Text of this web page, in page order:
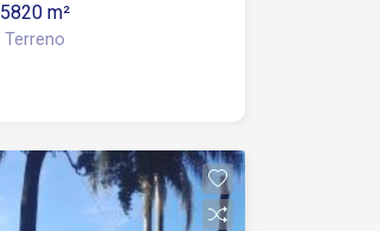
5820 m²
Terreno